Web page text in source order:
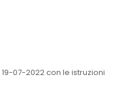
07-2022 con le istruzioni